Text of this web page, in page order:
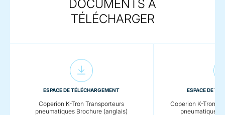
DOCUMENTS À
TÉLÉCHARGER
ESPACE DE TÉLÉCHARGEMENT
Coperion K-Tron Transporteurs
pneumatiques Brochure (anglais)
ESPACE DE
Coperion K-Tron
pneumatique